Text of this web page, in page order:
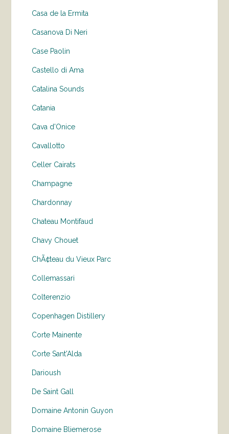
Casa de la Ermita
Casanova Di Neri
Case Paolin
Castello di Ama
Catalina Sounds
Catania
Cava d'Onice
Cavallotto
Celler Cairats
Champagne
Chardonnay
Chateau Montifaud
Chavy Chouet
ChÃ¢teau du Vieux Parc
Collemassari
Colterenzio
Copenhagen Distillery
Corte Mainente
Corte Sant'Alda
Darioush
De Saint Gall
Domaine Antonin Guyon
Domaine Bliemerose